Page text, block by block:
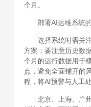
个月。
部署AI运维系统
选择系统时需关
方案；要注意历史数
个月的运行数据用于
点，避免全面铺开的
程，将AI预警与人工
北京、上海、广